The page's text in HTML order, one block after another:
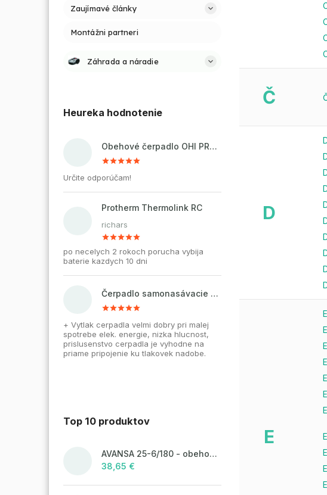
Zaujímavé články
Montážni partneri
Záhrada a náradie
Heureka hodnotenie
Obehové čerpadlo OHI PRO 32-60/180 pre kúrenie a cirkuláciu vody
Určite odporúčam!
Protherm Thermolink RC
richars
po necelych 2 rokoch porucha vybija
baterie kazdych 10 dni
Čerpadlo samonasávacie WZI 750 na vodu, povrchové, liatinové
+ Vytlak cerpadla velmi dobry pri malej
spotrebe elek. energie, nizka hlucnost,
prislusenstvo cerpadla je vyhodne na
priame pripojenie ku tlakovek nadobe.
Top 10 produktov
AVANSA 25-6/180 - obehové čerpadlo, pripojovací závit 6/4"
38,65 €
Č
D
E